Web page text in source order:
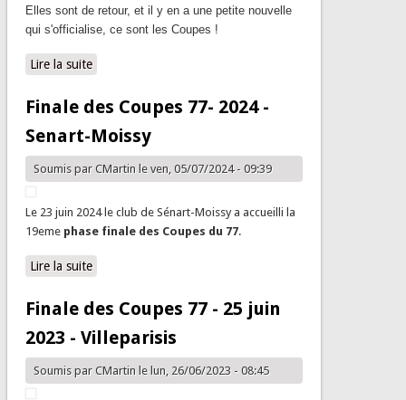
Elles sont de retour, et il y en a une petite nouvelle
qui s'officialise, ce sont les Coupes !
Lire la suitede Coupe de Seine-et-Marne, Coupe du Comité et
Finale des Coupes 77- 2024 -
Senart-Moissy
Soumis par CMartinle ven, 05/07/2024 - 09:39
Le 23 juin 2024 le club de Sénart-Moissy a accueilli la
19eme phase finale des Coupes du 77.
Lire la suitede Finale des Coupes 77- 2024 - Senart-Moissy
Finale des Coupes 77 - 25 juin
2023 - Villeparisis
Soumis par CMartinle lun, 26/06/2023 - 08:45